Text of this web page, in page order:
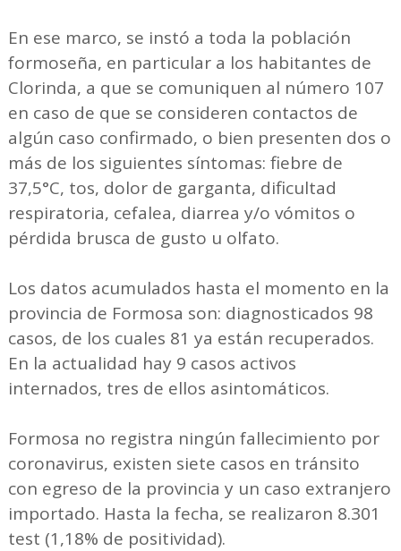
En ese marco, se instó a toda la población
formoseña, en particular a los habitantes de
Clorinda, a que se comuniquen al número 107
en caso de que se consideren contactos de
algún caso confirmado, o bien presenten dos o
más de los siguientes síntomas: fiebre de
37,5°C, tos, dolor de garganta, dificultad
respiratoria, cefalea, diarrea y/o vómitos o
pérdida brusca de gusto u olfato.
Los datos acumulados hasta el momento en la
provincia de Formosa son: diagnosticados 98
casos, de los cuales 81 ya están recuperados.
En la actualidad hay 9 casos activos
internados, tres de ellos asintomáticos.
Formosa no registra ningún fallecimiento por
coronavirus, existen siete casos en tránsito
con egreso de la provincia y un caso extranjero
importado. Hasta la fecha, se realizaron 8.301
test (1,18% de positividad).